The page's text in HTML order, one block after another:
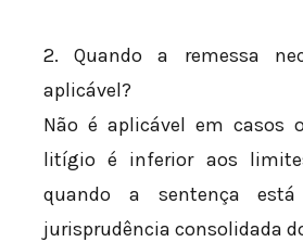
2. Quando a remessa
aplicável?
Não é aplicável em casos
litígio é inferior aos
quando a sentença
jurisprudência consolidada do